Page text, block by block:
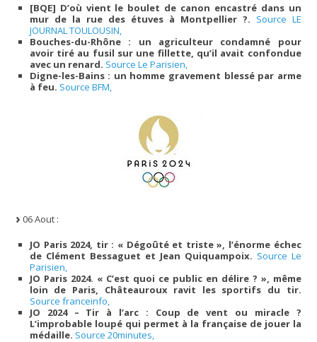
[BQE] D’où vient le boulet de canon encastré dans un
mur de la rue des étuves à Montpellier ?. Source LE
JOURNAL TOULOUSIN,
Bouches-du-Rhône : un agriculteur condamné pour
avoir tiré au fusil sur une fillette, qu’il avait confondue
avec un renard. Source Le Parisien,
Digne-les-Bains : un homme gravement blessé par arme
à feu. Source BFM,
06 Aout :
JO Paris 2024, tir : « Dégoûté et triste », l’énorme échec
de Clément Bessaguet et Jean Quiquampoix. Source Le
Parisien,
JO Paris 2024. « C’est quoi ce public en délire ? », même
loin de Paris, Châteauroux ravit les sportifs du tir.
Source franceinfo,
JO 2024 – Tir à l’arc : Coup de vent ou miracle ?
L’improbable loupé qui permet à la française de jouer la
médaille. Source 20minutes,